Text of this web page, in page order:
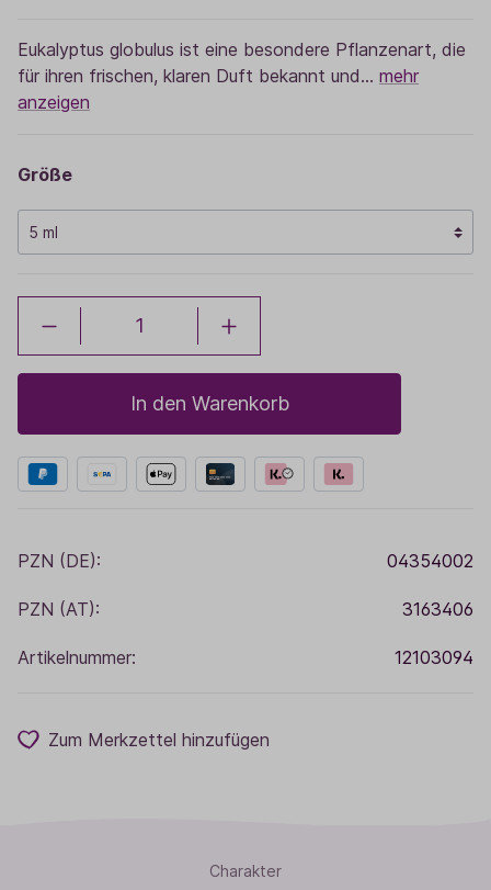
Eukalyptus globulus ist eine besondere Pflanzenart, die
für ihren frischen, klaren Duft bekannt und… mehr
anzeigen
Größe
In den Warenkorb
PZN (DE): 04354002
PZN (AT): 3163406
Artikelnummer: 12103094
Zum Merkzettel hinzufügen
Charakter